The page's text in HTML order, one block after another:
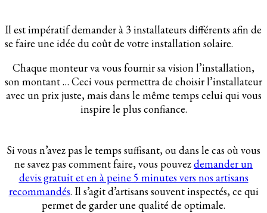
Il est impératif demander à 3 installateurs différents afin de
se faire une idée du coût de votre installation solaire.
Chaque monteur va vous fournir sa vision l’installation,
son montant … Ceci vous permettra de choisir l’installateur
avec un prix juste, mais dans le même temps celui qui vous
inspire le plus confiance.
Si vous n’avez pas le temps suffisant, ou dans le cas où vous
ne savez pas comment faire, vous pouvezdemander un
devis gratuit et en à peine 5 minutes vers nos artisans
recommandés. Il s’agit d’artisans souvent inspectés, ce qui
permet de garder une qualité de optimale.